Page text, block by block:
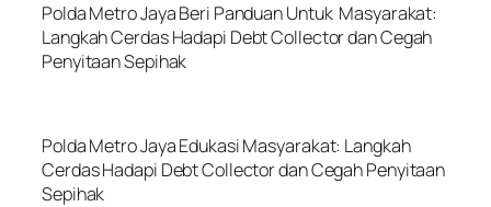
Polda Metro Jaya Beri Panduan Untuk Masyarakat:
Langkah Cerdas Hadapi Debt Collector dan Cegah
Penyitaan Sepihak
Polda Metro Jaya Edukasi Masyarakat: Langkah
Cerdas Hadapi Debt Collector dan Cegah Penyitaan
Sepihak